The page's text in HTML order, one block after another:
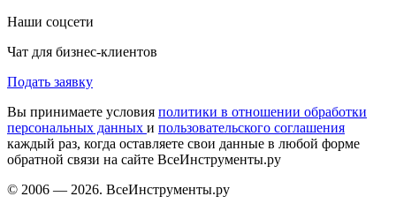
Наши соцсети
Чат для бизнес-клиентов
Подать заявку
Вы принимаете условия политики в отношении обработки
персональных данных и пользовательского соглашения
каждый раз, когда оставляете свои данные в любой форме
обратной связи на сайте ВсеИнструменты.ру
© 2006 — 2026. ВсеИнструменты.ру